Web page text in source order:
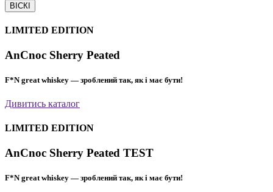
ВІСКІ
LIMITED EDITION
AnCnoc Sherry Peated
F*N great whiskey — зроблений так, як і має бути!
Дивитись каталог
LIMITED EDITION
AnCnoc Sherry Peated TEST
F*N great whiskey — зроблений так, як і має бути!